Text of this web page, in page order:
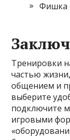
Фишка
Тренировки
частью
общением и
выберите
подключите
игровыми